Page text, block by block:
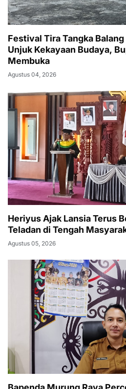
Festival Tira Tangka
Unjuk Kekayaan Budaya,
Membuka
Agustus 04, 2026
Heriyus Ajak Lansia Terus
Teladan di Tengah
Agustus 05, 2026